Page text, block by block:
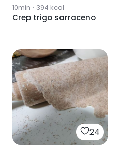
10min · 394 kcal
Crep trigo sarraceno
24